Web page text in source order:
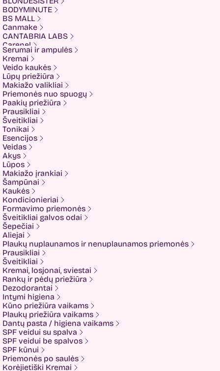
BODYMINUTE
BS MALL
Canmake
CANTABRIA LABS
Carenel
CHALURE
Cherubs
Cliniccare
COSRX
COTRIL
COVEDERM
Crazy Hair
Dalton
Dear Doer
Ekseption
Elizavecca
ESFOLIO
ETUDE
Eyenlip
FaceFacts
Fariis
Fixderma
Fluff
Formal Bee
Fusion
Glow Hub
HeadShock
Hiskin
Holika holika
Imbue
Imbue.
INOAR
Isntree
IUNIK
K-MOM
Kadus Professional
Keenwell
KLERADERM
KOSE
Kyra
LANEIGE
Serumai ir ampulės
Kremai
Veido kaukės
Lūpų priežiūra
Makiažo valikliai
Priemonės nuo spuogų
Paakių priežiūra
Prausikliai
Šveitikliai
Tonikai
Esencijos
Veidas
Akys
Lūpos
Makiažo įrankiai
Šampūnai
Kaukės
Kondicionieriai
Formavimo priemonės
Šveitikliai galvos odai
Šepečiai
Aliejai
Plaukų nuplaunamos ir nenuplaunamos priemonės
Prausikliai
Šveitikliai
Kremai, losjonai, sviestai
Rankų ir pėdų priežiūra
Dezodorantai
Intymi higiena
Kūno priežiūra vaikams
Plaukų priežiūra vaikams
Dantų pasta / higiena vaikams
SPF veidui su spalva
SPF veidui be spalvos
SPF kūnui
Priemonės po saulės
Korėjietiški Kremai